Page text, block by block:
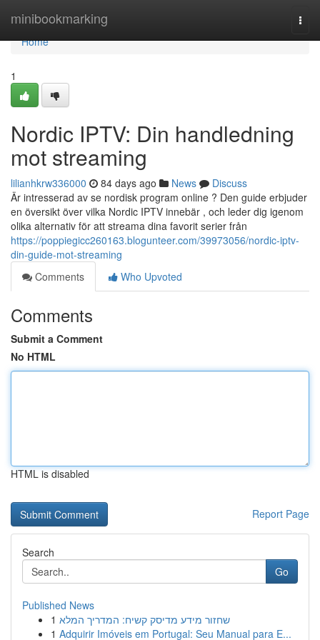
minibookmarking
Home
Home
1
Nordic IPTV: Din handledning
mot streaming
lilianhkrw336000 84 days ago News
Discuss
Är intresserad av se nordisk program online ? Den guide erbjuder
en översikt över vilka Nordic IPTV innebär , och leder dig igenom
olika alternativ för att streama dina favorit serier från
https://poppiegicc260163.blogunteer.com/39973056/nordic-iptv-
din-guide-mot-streaming
Comments
Who Upvoted
Comments
Submit a Comment
No HTML
HTML is disabled
Report Page
Search
Go
Published News
1 שחזור מידע מדיסק קשיח: המדריך המלא
1 Adquirir Imóveis em Portugal: Seu Manual para E...